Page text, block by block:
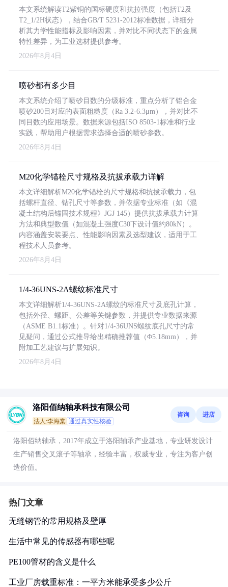
本文系统解读T2紫铜的国标硬度和抗拉强度（包括T2及
T2_1/2H状态），结合GB/T 5231-2012标准数据，详细分
析其力学性能指标及影响因素，并对比不同状态下的金属
特性差异，为工业选材提供参考。
2026年8月4日
喷砂都有多少目
本文系统介绍了喷砂目数的分级标准，重点分析了铝合金
喷砂200目对应的表面粗糙度（Ra 3.2-6.3μm），并对比不
同目数的应用场景。数据来源包括ISO 8503-1标准和行业
实践，帮助用户根据需求选择合适的喷砂参数。
2026年8月4日
M20化学锚栓尺寸规格及抗拔承载力详解
本文详细解析M20化学锚栓的尺寸规格和抗拔承载力，包
括螺杆直径、钻孔尺寸等参数，并依据专业标准（如《混
凝土结构后锚固技术规程》JGJ 145）提供抗拔承载力计算
方法和典型数值（如混凝土强度C30下设计值约80kN）。
内容涵盖安装要点、性能影响因素及选型建议，适用于工
程技术人员参考。
2026年8月4日
1/4-36UNS-2A螺纹标准尺寸
本文详细解析1/4-36UNS-2A螺纹的标准尺寸及底孔计算，
包括外径、螺距、公差等关键参数，并提供专业数据来源
（ASME B1.1标准）。针对1/4-36UNS螺纹底孔尺寸的常
见疑问，通过公式推导给出精确推荐值（Φ5.18mm），并
附加工艺建议与扩展知识。
2026年8月4日
洛阳佰纳轴承科技有限公司
法人:李海棠 通过真实性核验
咨询 进店
洛阳佰纳轴承，2017年成立于洛阳轴承产业基地，专业研发设计
生产销售交叉滚子等轴承，经验丰富，权威专业，专注为客户创
造价值。
热门文章
无缝钢管的常用规格及壁厚
生活中常见的传感器有哪些呢
PE100管材的含义是什么
工业厂房载重标准：一平方米能承受多少公斤